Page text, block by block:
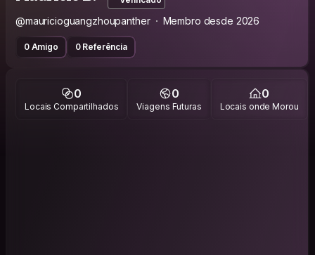
@mauricioguangzhoupanther Membro desde 2026
0 Amigo 0 Referência
0
Locais Compartilhados
0
Viagens Futuras
0
Locais onde Morou